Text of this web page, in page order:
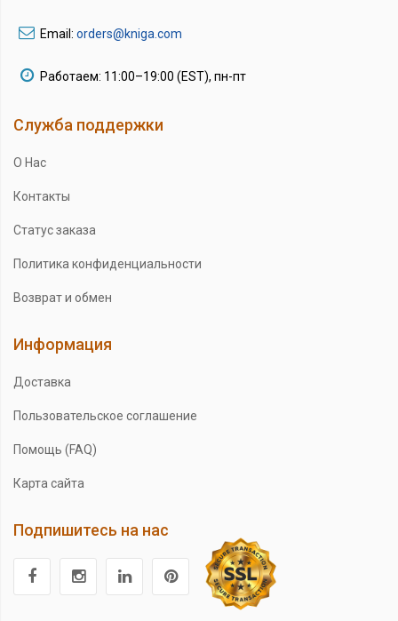
Email: orders@kniga.com
Работаем: 11:00–19:00 (EST), пн-пт
Служба поддержки
О Нас
Контакты
Статус заказа
Политика конфиденциальности
Возврат и обмен
Информация
Доставка
Пользовательское соглашение
Помощь (FAQ)
Карта сайта
Подпишитесь на нас